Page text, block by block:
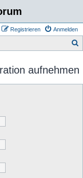
Anmelden
Registrieren
aufnehmen